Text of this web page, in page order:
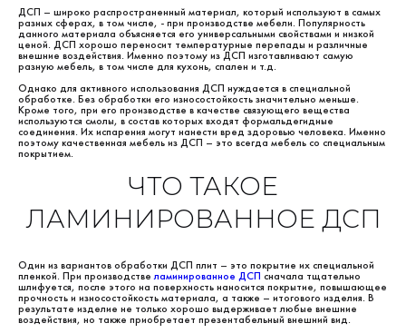
ДСП – широко распространенный материал, который используют в самых
разных сферах, в том числе, - при производстве мебели. Популярность
данного материала объясняется его универсальными свойствами и низкой
ценой. ДСП хорошо переносит температурные перепады и различные
внешние воздействия. Именно поэтому из ДСП изготавливают самую
разную мебель, в том числе для кухонь, спален и т.д.
Однако для активного использования ДСП нуждается в специальной
обработке. Без обработки его износостойкость значительно меньше.
Кроме того, при его производстве в качестве связующего вещества
используются смолы, в состав которых входят формальдегидные
соединения. Их испарения могут нанести вред здоровью человека. Именно
поэтому качественная мебель из ДСП – это всегда мебель со специальным
покрытием.
ЧТО ТАКОЕ
ЛАМИНИРОВАННОЕ ДСП
Один из вариантов обработки ДСП плит – это покрытие их специальной
пленкой. При производствеламинированное ДСП сначала тщательно
шлифуется, после этого на поверхность наносится покрытие, повышающее
прочность и износостойкость материала, а также – итогового изделия. В
результате изделие не только хорошо выдерживает любые внешние
воздействия, но также приобретает презентабельный внешний вид.